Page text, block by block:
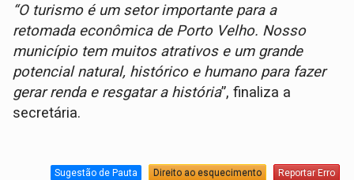
“O turismo é um setor importante para a
retomada econômica de Porto Velho. Nosso
município tem muitos atrativos e um grande
potencial natural, histórico e humano para fazer
gerar renda e resgatar a história”, finaliza a
secretária.
Sugestão de Pauta Direito ao esquecimento Reportar Erro